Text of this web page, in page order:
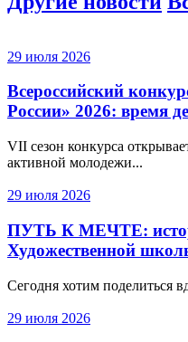
29 июля 2026
Всероссийский
России» 2026: время
VII сезон конкурса
активной молодежи...
29 июля 2026
ПУТЬ К МЕЧТЕ:
Художественной
Сегодня хотим поделиться
29 июля 2026